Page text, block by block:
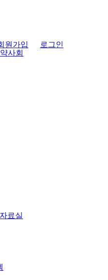
원가입 로그인
료실